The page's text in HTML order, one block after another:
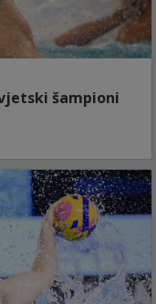
šampioni